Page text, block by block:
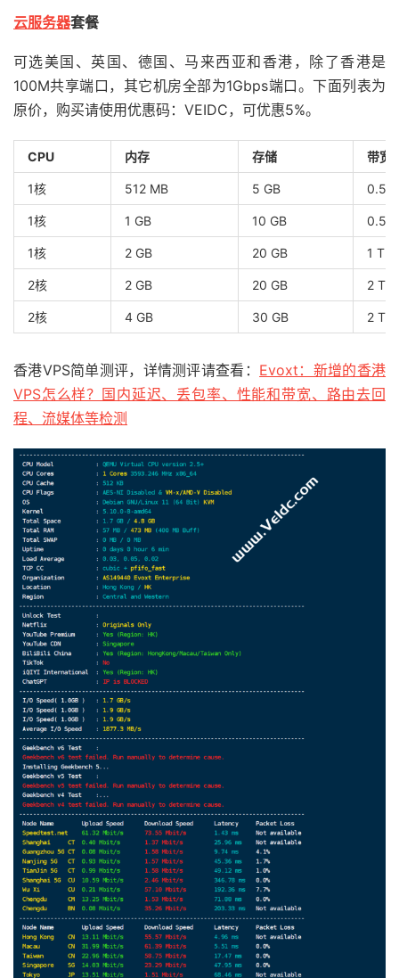
云服务器套餐
可选美国、英国、德国、马来西亚和香港，除了香港是
100M共享端口，其它机房全部为1Gbps端口。下面列表为
原价，购买请使用优惠码：VEIDC，可优惠5%。
CPU 内存 存储 带宽
1核 512 MB 5 GB 0.5
1核 1 GB 10 GB 0.5
1核 2 GB 20 GB 1 TB
2核 2 GB 20 GB 2 TB
2核 4 GB 30 GB 2 TB
香港VPS简单测评，详情测评请查看： Evoxt：新增的香港
VPS怎么样？国内延迟、丢包率、性能和带宽、路由去回
程、流媒体等检测